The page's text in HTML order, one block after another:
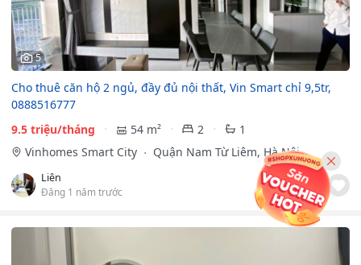
5
Cho thuê căn hộ 2 ngủ, đầy đủ nội thất, Vin Smart chỉ 9,5tr,
0888516777
9.5 triệu/tháng
54 m² 2
1
Vinhomes Smart City
Quận Nam Từ Liêm, Hà Nội
Liên
Đăng 1 năm trước